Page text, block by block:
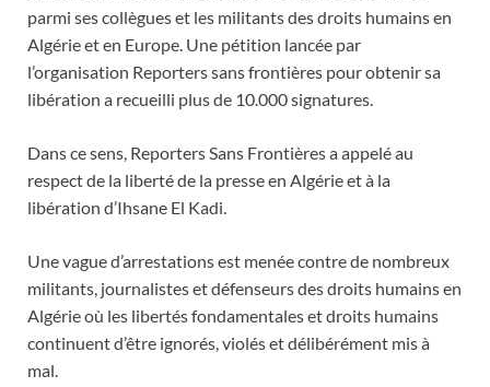
parmi ses collègues et les militants des droits humains en
Algérie et en Europe. Une pétition lancée par
l’organisation Reporters sans frontières pour obtenir sa
libération a recueilli plus de 10.000 signatures.
Dans ce sens, Reporters Sans Frontières a appelé au
respect de la liberté de la presse en Algérie et à la
libération d’Ihsane El Kadi.
Une vague d’arrestations est menée contre de nombreux
militants, journalistes et défenseurs des droits humains en
Algérie où les libertés fondamentales et droits humains
continuent d’être ignorés, violés et délibérément mis à
mal.